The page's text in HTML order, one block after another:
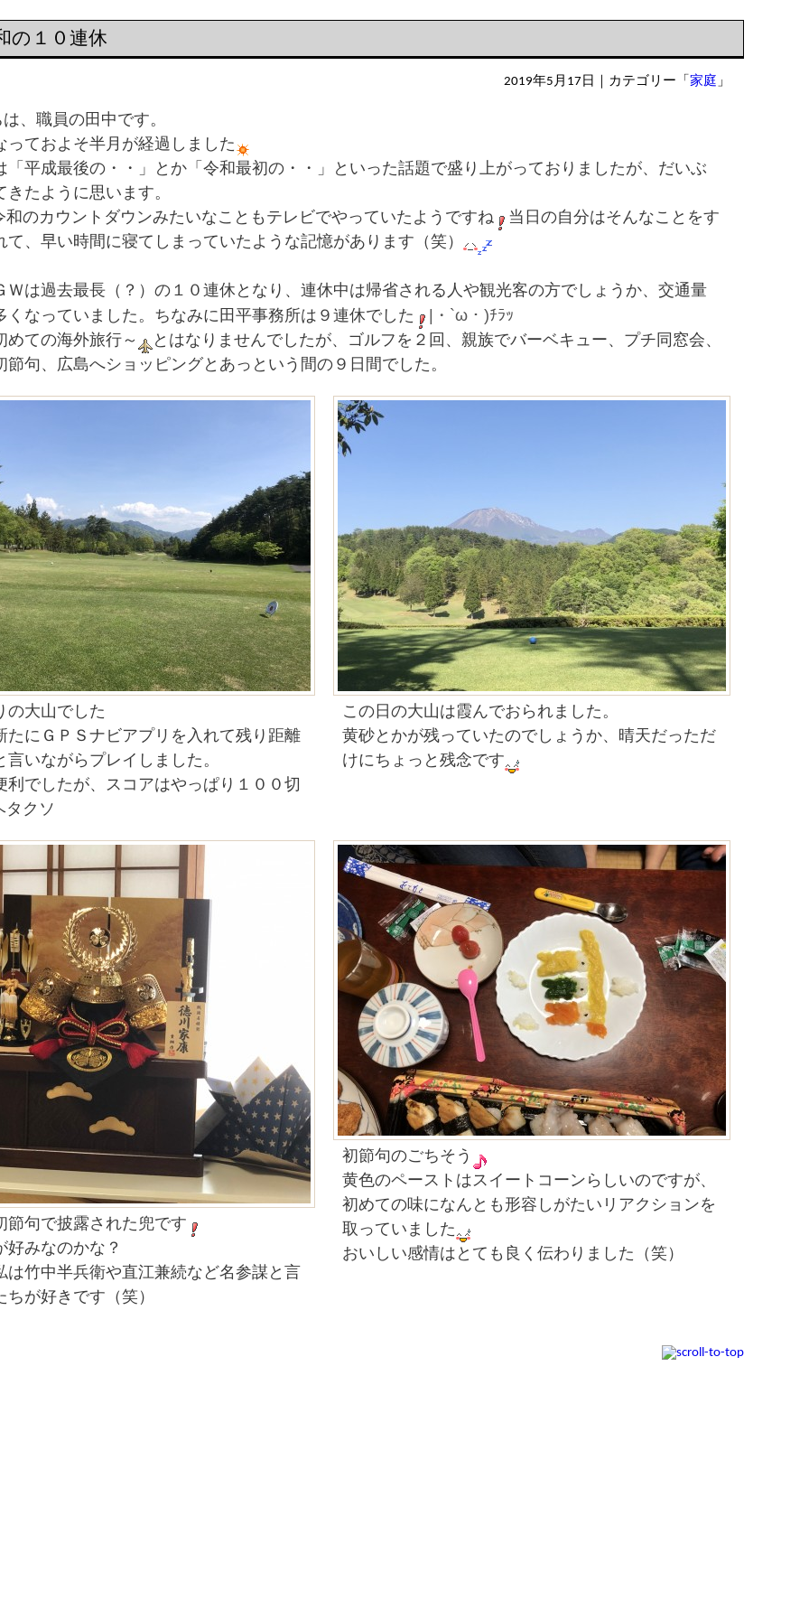
の１０連休
2019年5月17日 ｜カテゴリー「 家庭」
、職員の田中です。
ておよそ半月が経過しました
平成最後の・・」とか「令和最初の・・」といった話題で盛り上がっておりましたが、だいぶ
きたように思います。
カウントダウンみたいなこともテレビでやっていたようですね
当日の自分はそんなことをす
て、早い時間に寝てしまっていたような記憶があります（笑）
は過去最長（？）の１０連休となり、連休中は帰省される人や観光客の方でしょうか、交通量
くなっていました。ちなみに田平事務所は９連休でした
|・`ω・)ﾁﾗｯ
ての海外旅行～
とはなりませんでしたが、ゴルフを２回、親族でバーベキュー、プチ同窓会、
節句、広島へショッピングとあっという間の９日間でした。
の大山でした
たにＧＰＳナビアプリを入れて残り距離
言いながらプレイしました。
利でしたが、スコアはやっぱり１００切
タクソ
この日の大山は霞んでおられました。
黄砂とかが残っていたのでしょうか、晴天だっただ
けにちょっと残念です
節句で披露された兜です
好みなのかな？
は竹中半兵衛や直江兼続など名参謀と言
ちが好きです（笑）
初節句のごちそう
黄色のペーストはスイートコーンらしいのですが、
初めての味になんとも形容しがたいリアクションを
取っていました
おいしい感情はとても良く伝わりました（笑）